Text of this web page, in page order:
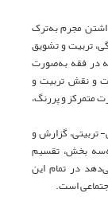
مجرم به‌ترک
تربیت و تشویق
در فقه به‌صورت
و نقش تربیت و
متمرکز و پررنگ،
تربیتی، گزارش و
بخش، تقسیم
در تمام این
است.